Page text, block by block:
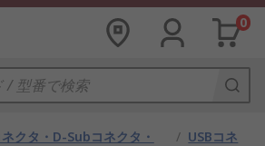
0
クタ・D-Subコネクタ・
/ USBコネ